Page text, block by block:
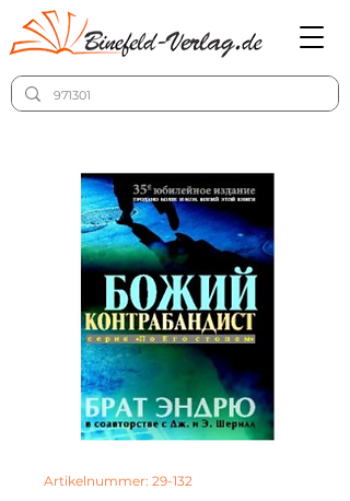
Artikelnummer: 29-132